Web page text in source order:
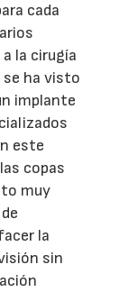
cada
la cirugía
se ha visto
implante
este
copas
muy
la
sin